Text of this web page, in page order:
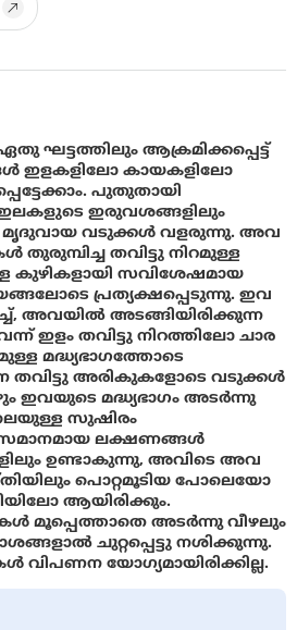
ഘട്ടത്തിലും ആക്രമിക്കപ്പെട്ട്
ഇളകളിലോ കായകളിലോ
പുതുതായി
ഇരുവശങ്ങളിലും
മൃദുവായ വടുക്കള്‍ വളരുന്നു. അവ
തവിട്ടു നിറമുള്ള
കുഴികളായി സവിശേഷമായ
പ്രത്യക്ഷപ്പെടുന്നു. ഇവ
അവയില്‍ അടങ്ങിയിരിക്കുന്ന
ഇളം തവിട്ടു നിറത്തിലോ ചാര
മദ്ധ്യഭാഗത്തോടെ
തവിട്ടു അരികുകളോടെ വടുക്കള്‍
ഇവയുടെ മദ്ധ്യഭാഗം അടര്‍ന്നു
സുഷിരം
സമാനമായ ലക്ഷണങ്ങള്‍
ഉണ്ടാകുന്നു, അവിടെ അവ
പൊറ്റമൂടിയ പോലെയോ
ആയിരിക്കും.
മൂപ്പെത്താതെ അടര്‍ന്നു വീഴലും
ചുറ്റപ്പെട്ടു നശിക്കുന്നു.
യോഗ്യമായിരിക്കില്ല.